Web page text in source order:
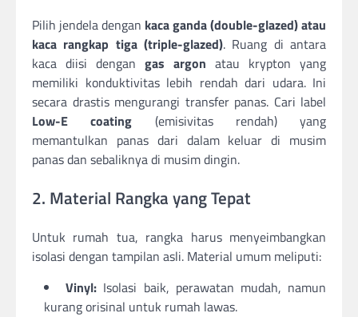
Pilih jendela dengan kaca ganda (double-glazed) atau
kaca rangkap tiga (triple-glazed). Ruang di antara
kaca diisi dengan gas argon atau krypton yang
memiliki konduktivitas lebih rendah dari udara. Ini
secara drastis mengurangi transfer panas. Cari label
Low-E coating (emisivitas rendah) yang
memantulkan panas dari dalam keluar di musim
panas dan sebaliknya di musim dingin.
2. Material Rangka yang Tepat
Untuk rumah tua, rangka harus menyeimbangkan
isolasi dengan tampilan asli. Material umum meliputi:
Vinyl: Isolasi baik, perawatan mudah, namun
kurang orisinal untuk rumah lawas.